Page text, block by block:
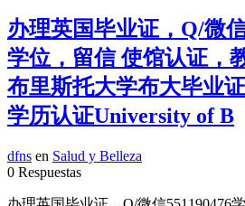
办理英国毕业证，Q/微
学位，留信 使馆认证，
布里斯托大学布大毕业
学历认证University of B
dfns en Salud y Belleza
0 Respuestas